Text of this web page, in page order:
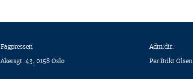
Fagpressen
Akersgt. 43, 0158 Oslo
Adm.dir:
Per Brikt Olsen